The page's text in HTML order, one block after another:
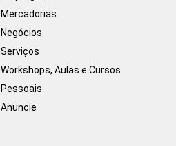
Mercadorias
Negócios
Serviços
Workshops, Aulas e Cursos
Pessoais
Anuncie